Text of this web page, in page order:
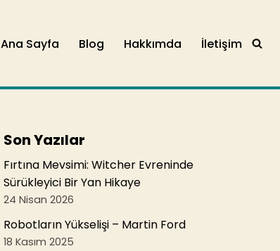
Ana Sayfa Blog Hakkımda İletişim
Son Yazılar
Fırtına Mevsimi: Witcher Evreninde
Sürükleyici Bir Yan Hikaye
24 Nisan 2026
Robotların Yükselişi – Martin Ford
18 Kasım 2025